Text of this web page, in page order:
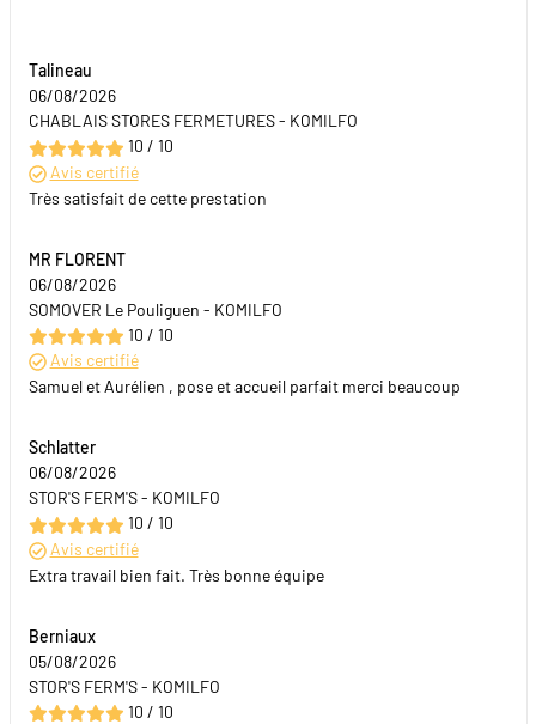
Talineau
06/08/2026
CHABLAIS STORES FERMETURES - KOMILFO
10 / 10
Avis certifié
Très satisfait de cette prestation
MR FLORENT
06/08/2026
SOMOVER Le Pouliguen - KOMILFO
10 / 10
Avis certifié
Samuel et Aurélien , pose et accueil parfait merci beaucoup
Schlatter
06/08/2026
STOR'S FERM'S - KOMILFO
10 / 10
Avis certifié
Extra travail bien fait. Très bonne équipe
Berniaux
05/08/2026
STOR'S FERM'S - KOMILFO
10 / 10